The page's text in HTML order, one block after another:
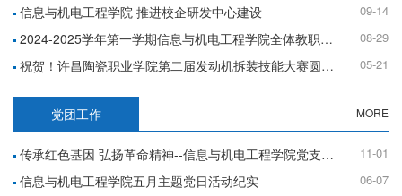
信息与机电工程学院 推进校企研发中心建设 09-14
2024-2025学年第一学期信息与机电工程学院全体教职工大会 08-29
祝贺！许昌陶瓷职业学院第二届发动机拆装技能大赛圆满落幕 05-21
党团工作 MORE
传承红色基因 弘扬革命精神--信息与机电工程学院党支部开展党日活动 11-01
信息与机电工程学院五月主题党日活动纪实 06-07